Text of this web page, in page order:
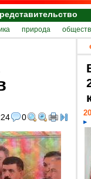
природа
0